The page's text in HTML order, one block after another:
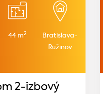
44 m2
Bratislava-
Ružinov
2-izbový